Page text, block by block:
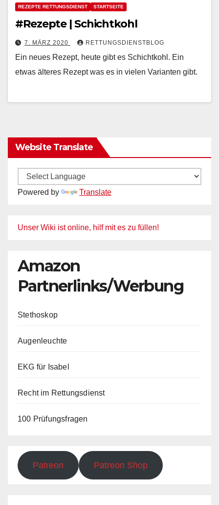
REZEPTE RETTUNGSDIENST STARTSEITE
#Rezepte | Schichtkohl
7. MÄRZ 2020 RETTUNGSDIENSTBLOG
Ein neues Rezept, heute gibt es Schichtkohl. Ein
etwas älteres Rezept was es in vielen Varianten gibt.
Website Translate
Powered by Translate
Unser Wiki ist online, hilf mit es zu füllen!
Amazon
Partnerlinks/Werbung
Stethoskop
Augenleuchte
EKG für Isabel
Recht im Rettungsdienst
100 Prüfungsfragen
Patreon Patreon Shop